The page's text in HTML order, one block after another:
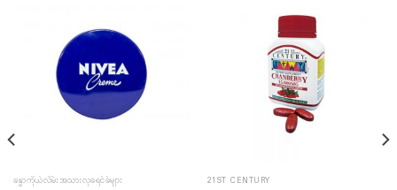
ခန္ဓာကိုယ်လိမ်းအသားလှခရင်ခ်များ 21ST CENTURY